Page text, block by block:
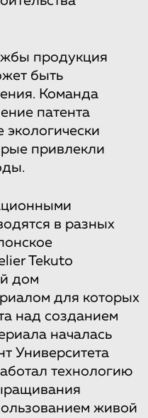
продукция
быть
Команда
патента
экологически
привлекли
в разных
Tekuto
дом
для которых
над созданием
началась
Университета
технологию
живой